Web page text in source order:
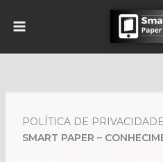
para
conteúdo
POLÍTICA DE PRIVACIDADE
SMART PAPER –